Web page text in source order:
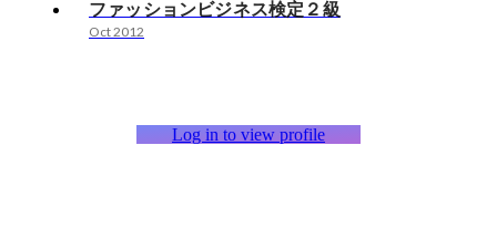
ファッションビジネス検定２級
Oct 2012
Log in to view profile